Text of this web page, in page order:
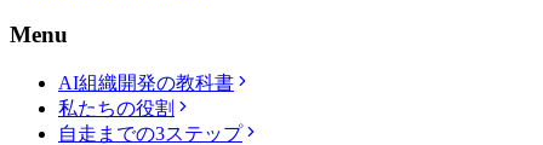
Menu
AI組織開発の教科書
私たちの役割
自走までの3ステップ